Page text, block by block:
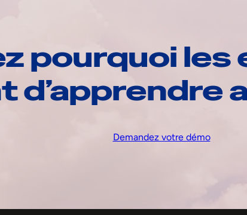
pourquoi les
d’apprendre
Demandez votre démo